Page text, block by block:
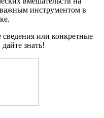
важным инструментом в
или конкретные
знать!